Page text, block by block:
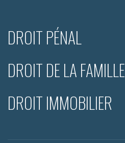
DROIT PÉNAL
DROIT DE LA FAMILLE
DROIT IMMOBILIER